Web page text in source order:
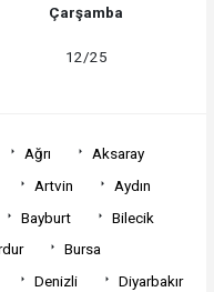
Çarşamba
12/25
Ağrı
Aksaray
Artvin
Aydın
Bayburt
Bilecik
Bursa
Denizli
Diyarbakır